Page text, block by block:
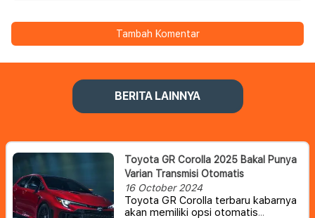
Tambah Komentar
BERITA LAINNYA
Toyota GR Corolla 2025 Bakal Punya
Varian Transmisi Otomatis
16 October 2024
Toyota GR Corolla terbaru kabarnya
akan memiliki opsi otomatis